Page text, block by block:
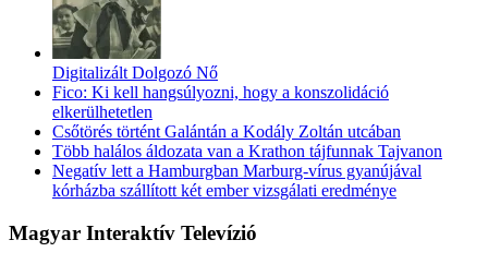
Digitalizált Dolgozó Nő
Fico: Ki kell hangsúlyozni, hogy a konszolidáció
elkerülhetetlen
Csőtörés történt Galántán a Kodály Zoltán utcában
Több halálos áldozata van a Krathon tájfunnak Tajvanon
Negatív lett a Hamburgban Marburg-vírus gyanújával
kórházba szállított két ember vizsgálati eredménye
Magyar Interaktív Televízió